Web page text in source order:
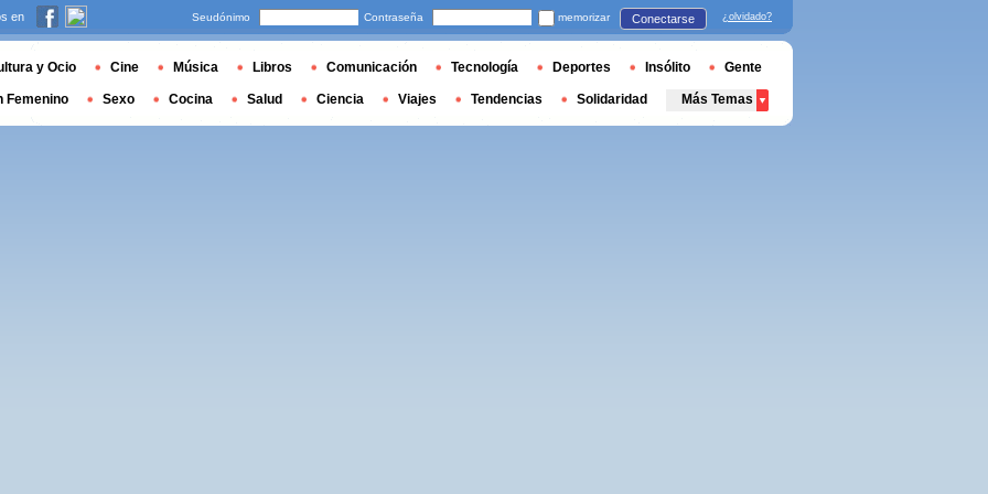
en Seudónimo Contraseña memorizar Conectarse ¿olvidado?
y Ocio Cine Música Libros Comunicación Tecnología Deportes Insólito Gente
Femenino Sexo Cocina Salud Ciencia Viajes Tendencias Solidaridad Más Temas